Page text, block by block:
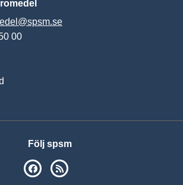
00
Följ spsm
SPSM på Facebook